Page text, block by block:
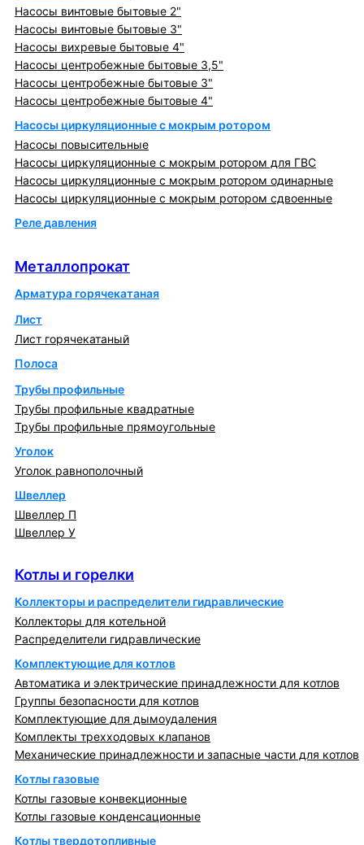
Насосы винтовые бытовые 2"
Насосы винтовые бытовые 3"
Насосы вихревые бытовые 4"
Насосы центробежные бытовые 3,5"
Насосы центробежные бытовые 3"
Насосы центробежные бытовые 4"
Насосы циркуляционные с мокрым ротором
Насосы повысительные
Насосы циркуляционные с мокрым ротором для ГВС
Насосы циркуляционные с мокрым ротором одинарные
Насосы циркуляционные с мокрым ротором сдвоенные
Реле давления
Металлопрокат
Арматура горячекатаная
Лист
Лист горячекатаный
Полоса
Трубы профильные
Трубы профильные квадратные
Трубы профильные прямоугольные
Уголок
Уголок равнополочный
Швеллер
Швеллер П
Швеллер У
Котлы и горелки
Коллекторы и распределители гидравлические
Коллекторы для котельной
Распределители гидравлические
Комплектующие для котлов
Автоматика и электрические принадлежности для котлов
Группы безопасности для котлов
Комплектующие для дымоудаления
Комплекты трехходовых клапанов
Механические принадлежности и запасные части для котлов
Котлы газовые
Котлы газовые конвекционные
Котлы газовые конденсационные
Котлы твердотопливные